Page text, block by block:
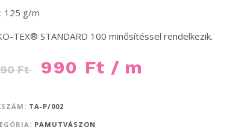
125 g/m
TEX® STANDARD 100 minősítéssel rendelkezik.
Ft 990 Ft / m
TA-P/002
PAMUTVÁSZON